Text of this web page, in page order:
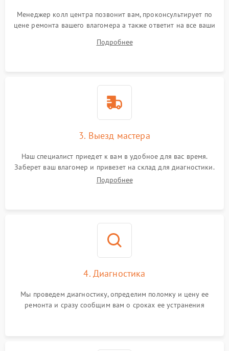
Менеджер колл центра позвонит вам, проконсультирует по
цене ремонта вашего влагомера а также ответит на все ваши
Подробнее
3. Выезд мастера
Наш специалист приедет к вам в удобное для вас время.
Заберет ваш влагомер и привезет на склад для диагностики.
Подробнее
4. Диагностика
Мы проведем диагностику, определим поломку и цену ее
ремонта и сразу сообщим вам о сроках ее устранения